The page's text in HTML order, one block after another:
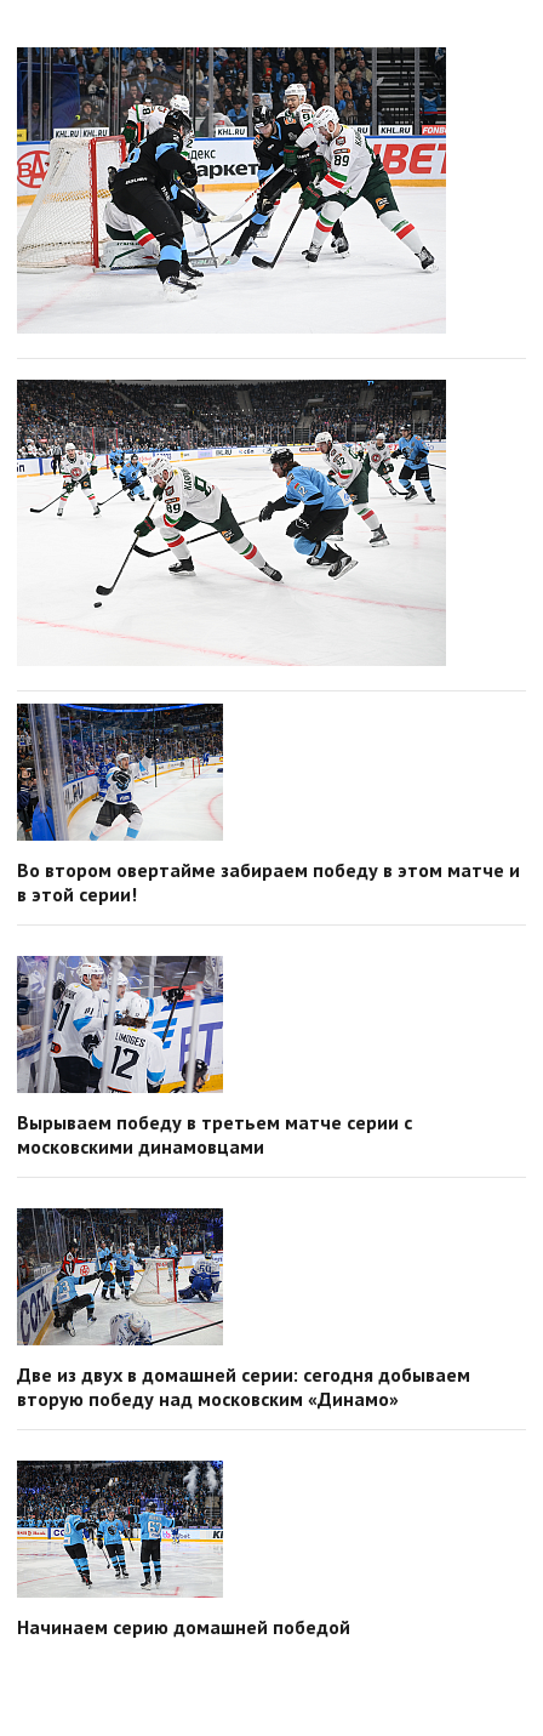
Во втором овертайме забираем победу в этом матче и
в этой серии!
Вырываем победу в третьем матче серии с
московскими динамовцами
Две из двух в домашней серии: сегодня добываем
вторую победу над московским «Динамо»
Начинаем серию домашней победой